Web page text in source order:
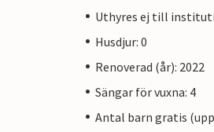
Uthyres ej till
Husdjur: 0
Renoverad (år): 2022
Sängar för vuxna: 4
Antal barn gratis